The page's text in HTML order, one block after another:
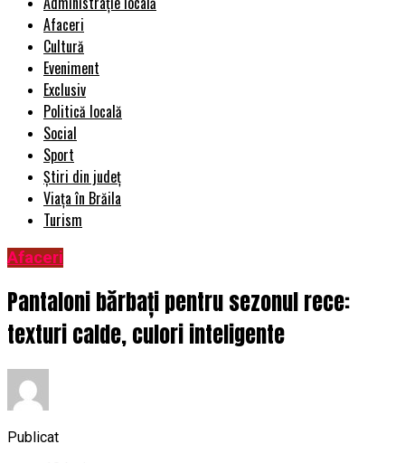
Afaceri
Cultură
Eveniment
Exclusiv
Politică locală
Social
Sport
Știri din județ
Viața în Brăila
Turism
Afaceri
Pantaloni bărbați pentru sezonul rece:
texturi calde, culori inteligente
Publicat